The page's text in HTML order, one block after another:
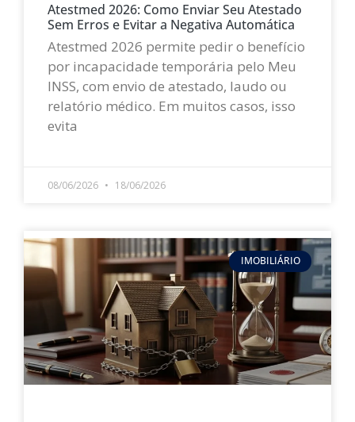
Atestmed 2026: Como Enviar Seu Atestado
Sem Erros e Evitar a Negativa Automática
Atestmed 2026 permite pedir o benefício
por incapacidade temporária pelo Meu
INSS, com envio de atestado, laudo ou
relatório médico. Em muitos casos, isso
evita
08/06/2026 18/06/2026
IMOBILIÁRIO